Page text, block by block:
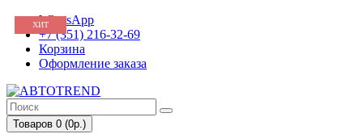
WhatsApp
+7 (351) 216-32-69
Корзина
Оформление заказа
Товаров 0 (0р.)
ХИТ
ХИТ